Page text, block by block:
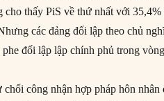
cho thấy PiS về thứ nhất với
các đảng đối lập theo chủ
đối lập lập chính phủ trong
chối công nhận hợp pháp hôn